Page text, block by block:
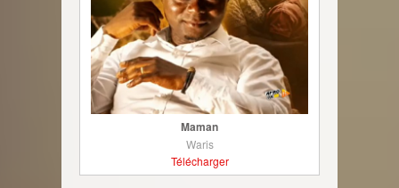
Maman
Waris
Télécharger